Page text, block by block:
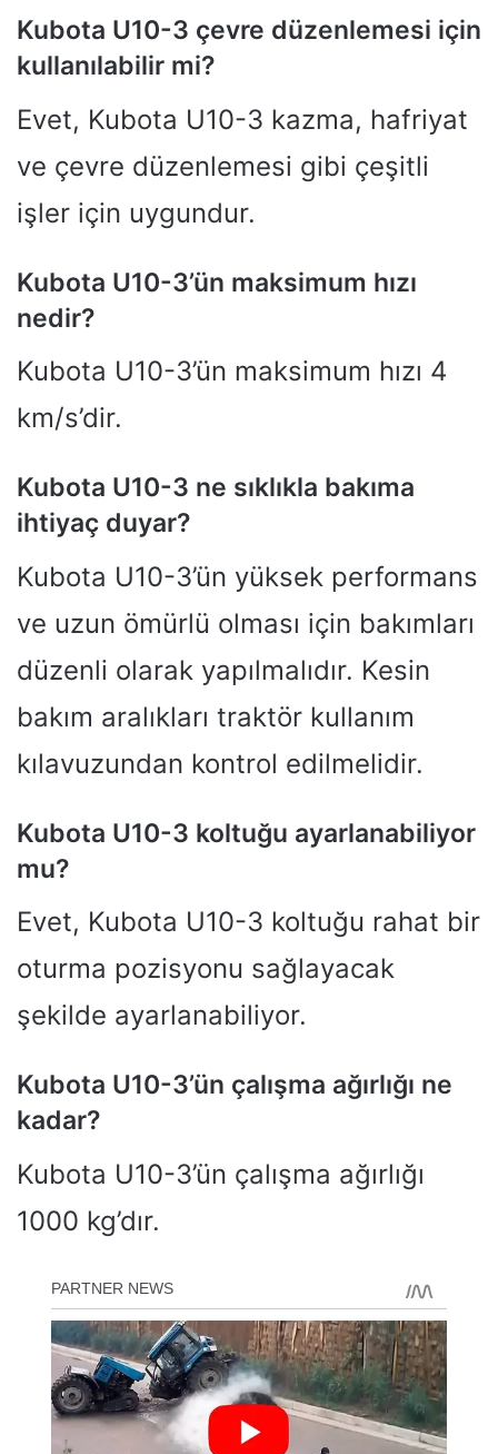
Kubota U10-3 çevre düzenlemesi için
kullanılabilir mi?
Evet, Kubota U10-3 kazma, hafriyat
ve çevre düzenlemesi gibi çeşitli
işler için uygundur.
Kubota U10-3’ün maksimum hızı
nedir?
Kubota U10-3’ün maksimum hızı 4
km/s’dir.
Kubota U10-3 ne sıklıkla bakıma
ihtiyaç duyar?
Kubota U10-3’ün yüksek performans
ve uzun ömürlü olması için bakımları
düzenli olarak yapılmalıdır. Kesin
bakım aralıkları traktör kullanım
kılavuzundan kontrol edilmelidir.
Kubota U10-3 koltuğu ayarlanabiliyor
mu?
Evet, Kubota U10-3 koltuğu rahat bir
oturma pozisyonu sağlayacak
şekilde ayarlanabiliyor.
Kubota U10-3’ün çalışma ağırlığı ne
kadar?
Kubota U10-3’ün çalışma ağırlığı
1000 kg’dır.